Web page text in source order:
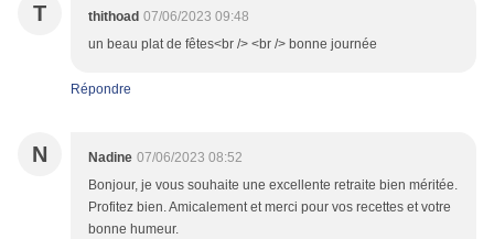
T thithoad 07/06/2023 09:48
un beau plat de fêtes<br /> <br /> bonne journée
Répondre
N Nadine 07/06/2023 08:52
Bonjour, je vous souhaite une excellente retraite bien méritée.
Profitez bien. Amicalement et merci pour vos recettes et votre
bonne humeur.